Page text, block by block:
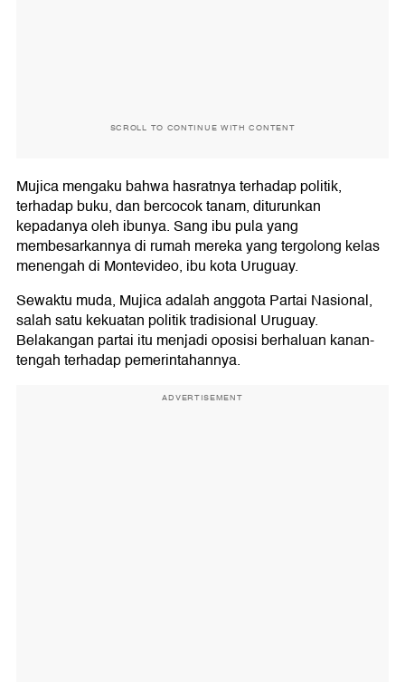
SCROLL TO CONTINUE WITH CONTENT
Mujica mengaku bahwa hasratnya terhadap politik,
terhadap buku, dan bercocok tanam, diturunkan
kepadanya oleh ibunya. Sang ibu pula yang
membesarkannya di rumah mereka yang tergolong kelas
menengah di Montevideo, ibu kota Uruguay.
Sewaktu muda, Mujica adalah anggota Partai Nasional,
salah satu kekuatan politik tradisional Uruguay.
Belakangan partai itu menjadi oposisi berhaluan kanan-
tengah terhadap pemerintahannya.
ADVERTISEMENT